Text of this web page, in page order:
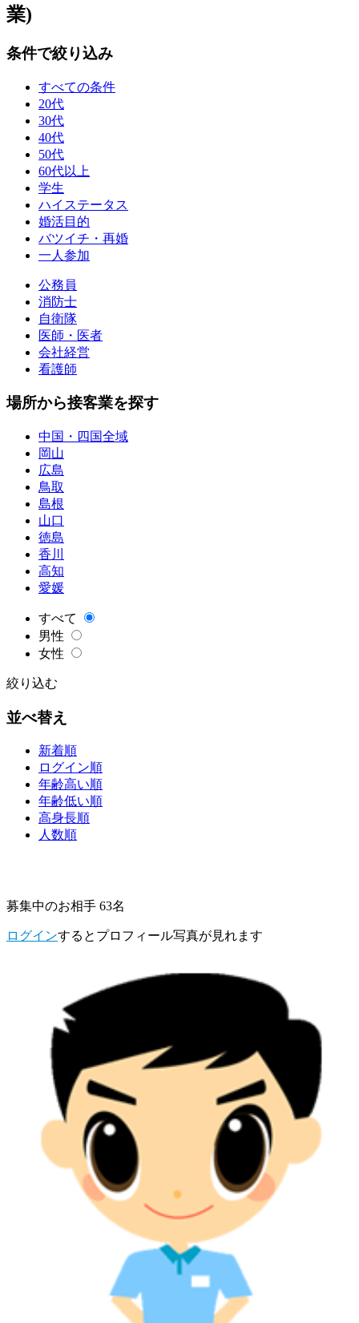
業)
条件で絞り込み
すべての条件
20代
30代
40代
50代
60代以上
学生
ハイステータス
婚活目的
バツイチ・再婚
一人参加
公務員
消防士
自衛隊
医師・医者
会社経営
看護師
場所から接客業を探す
中国・四国全域
岡山
広島
鳥取
島根
山口
徳島
香川
高知
愛媛
すべて
男性
女性
絞り込む
並べ替え
新着順
ログイン順
年齢高い順
年齢低い順
高身長順
人数順
募集中のお相手 63名
ログインするとプロフィール写真が見れます